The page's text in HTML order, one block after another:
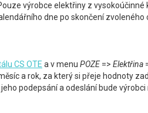
výrobce elektřiny z
dne po skončení zvoleného
CS OTE a v menu POZE=> Elektřina
a rok, za který si přeje hodnoty
podepsání a odeslání bude